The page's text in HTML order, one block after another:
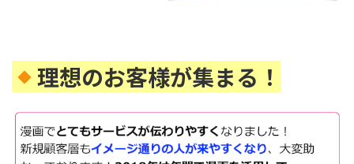
理想のお客様が集まる！